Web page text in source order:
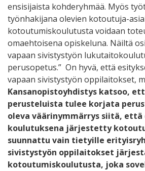
ensisijaista kohderyhmää. Myös
työnhakijana olevien kotoutuja-
kotoutumiskoulutusta voidaan
omaehtoisena opiskeluna. Näiltä
vapaan sivistystyön
perusopetus.” On hyvä, että
vapaan sivistystyön oppilaitokset,
Kansanopistoyhdistys katsoo,
perusteluista tulee korjata
oleva väärinymmärrys siitä, että
koulutuksena järjestetty
suunnattu vain tietyille
sivistystyön oppilaitokset
kotoutumiskoulutusta, joka